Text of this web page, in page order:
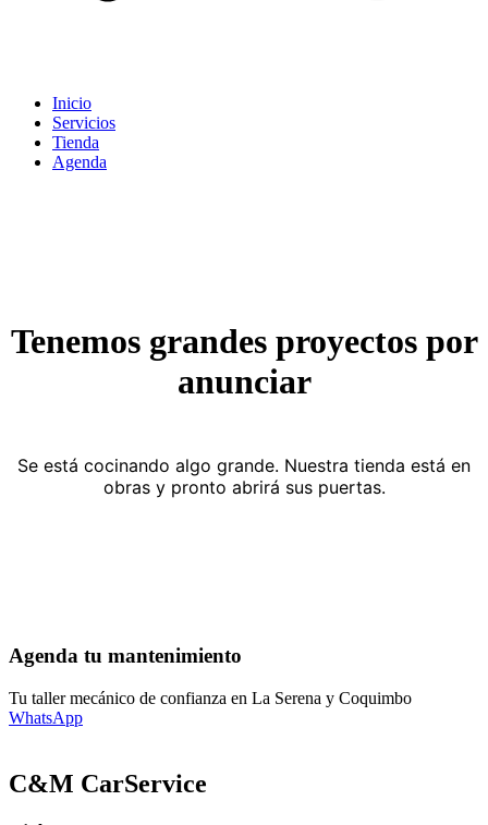
Inicio
Servicios
Tienda
Agenda
Tenemos grandes proyectos por
anunciar
Se está cocinando algo grande. Nuestra tienda está en
obras y pronto abrirá sus puertas.
Agenda tu mantenimiento
Tu taller mecánico de confianza en La Serena y Coquimbo
WhatsApp
C&M CarService